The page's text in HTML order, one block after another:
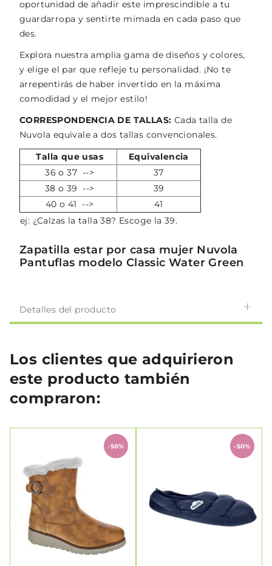
oportunidad de añadir este imprescindible a tu
guardarropa y sentirte mimada en cada paso que
des.
Explora nuestra amplia gama de diseños y colores,
y elige el par que refleje tu personalidad. ¡No te
arrepentirás de haber invertido en la máxima
comodidad y el mejor estilo!
CORRESPONDENCIA DE TALLAS: Cada talla de
Nuvola equivale a dos tallas convencionales.
Talla que usas
Equivalencia
36 o 37 -->
37
38 o 39 -->
39
40 o 41 -->
41
ej: ¿Calzas la talla 38? Escoge la 39.
Zapatilla estar por casa mujer Nuvola
Pantuflas modelo Classic Water Green
Detalles del producto
Los clientes que adquirieron
este producto también
compraron:
-50% -50%